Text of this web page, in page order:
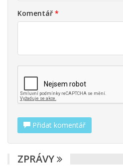
Komentář *
Přidat komentář
ZPRÁVY